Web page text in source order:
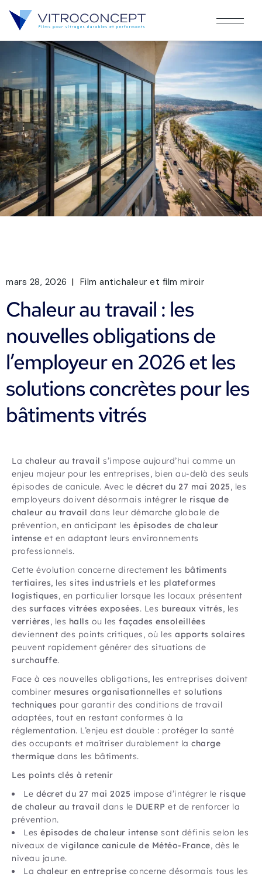
mars 28, 2026 Film antichaleur et film miroir
Chaleur au travail : les
nouvelles obligations de
l’employeur en 2026 et les
solutions concrètes pour les
bâtiments vitrés
La chaleur au travail s’impose aujourd’hui comme un
enjeu majeur pour les entreprises, bien au-delà des seuls
épisodes de canicule. Avec le décret du 27 mai 2025, les
employeurs doivent désormais intégrer le risque de
chaleur au travail dans leur démarche globale de
prévention, en anticipant les épisodes de chaleur
intense et en adaptant leurs environnements
professionnels.
Cette évolution concerne directement les bâtiments
tertiaires, les sites industriels et les plateformes
logistiques, en particulier lorsque les locaux présentent
des surfaces vitrées exposées. Les bureaux vitrés, les
verrières, les halls ou les façades ensoleillées
deviennent des points critiques, où les apports solaires
peuvent rapidement générer des situations de
surchauffe.
Face à ces nouvelles obligations, les entreprises doivent
combiner mesures organisationnelles et solutions
techniques pour garantir des conditions de travail
adaptées, tout en restant conformes à la
réglementation. L’enjeu est double : protéger la santé
des occupants et maîtriser durablement la charge
thermique dans les bâtiments.
Les points clés à retenir
Le décret du 27 mai 2025 impose d’intégrer le risque
de chaleur au travail dans le DUERP et de renforcer la
prévention.
Les épisodes de chaleur intense sont définis selon les
niveaux de vigilance canicule de Météo-France, dès le
niveau jaune.
La chaleur en entreprise concerne désormais tous les